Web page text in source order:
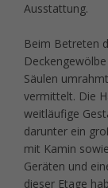
Ausstattung.
Beim Betreten
Säulen
vermittelt. Die
weitläufige
darunter ein
mit Kamin
Geräten und
dieser Etage